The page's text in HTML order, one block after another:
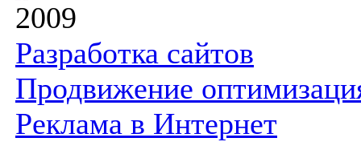
2009
Разработка сайтов
Продвижение
Реклама в Интернет